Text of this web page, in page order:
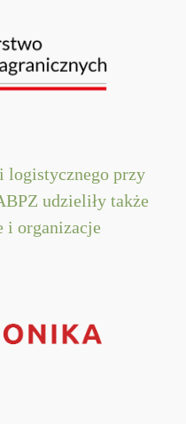
logistycznego przy
udzieliły także
i organizacje